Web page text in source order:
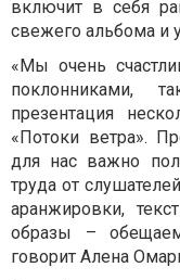
включит в себя
свежего альбома и
«Мы очень
поклонниками,
презентация
«Потоки ветра».
для нас важно
труда от
аранжировки,
образы –
говорит Алена